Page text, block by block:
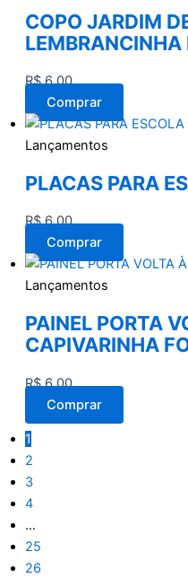
COPO JARDIM
R$6,00
Comprar
Lançamentos
PLACAS PARA
R$6,00
Comprar
Lançamentos
PAINEL PORTA
CAPIVARINHA
R$6,00
Comprar
1
2
3
4
…
25
26